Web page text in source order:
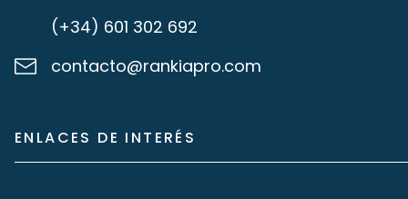
(+34) 601 302 692
contacto@rankiapro.com
ENLACES DE INTERÉS